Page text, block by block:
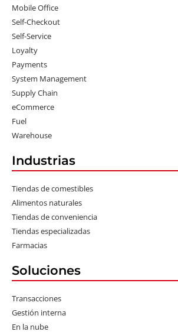
Mobile Office
Self-Checkout
Self-Service
Loyalty
Payments
System Management
Supply Chain
eCommerce
Fuel
Warehouse
Industrias
Tiendas de comestibles
Alimentos naturales
Tiendas de conveniencia
Tiendas especializadas
Farmacias
Soluciones
Transacciones
Gestión interna
En la nube